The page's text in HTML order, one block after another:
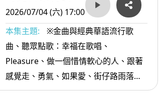
2026/07/04 (六) 17:00
本集主題:
※金曲與經典華語流行歌
曲、聽眾點歌：幸福在歌唱、
Pleasure、做一個惜情軟心的人、跟著
感覺走、勇氣、如果愛、街仔路雨落袂
停、Call Me Suming、風中的承諾、